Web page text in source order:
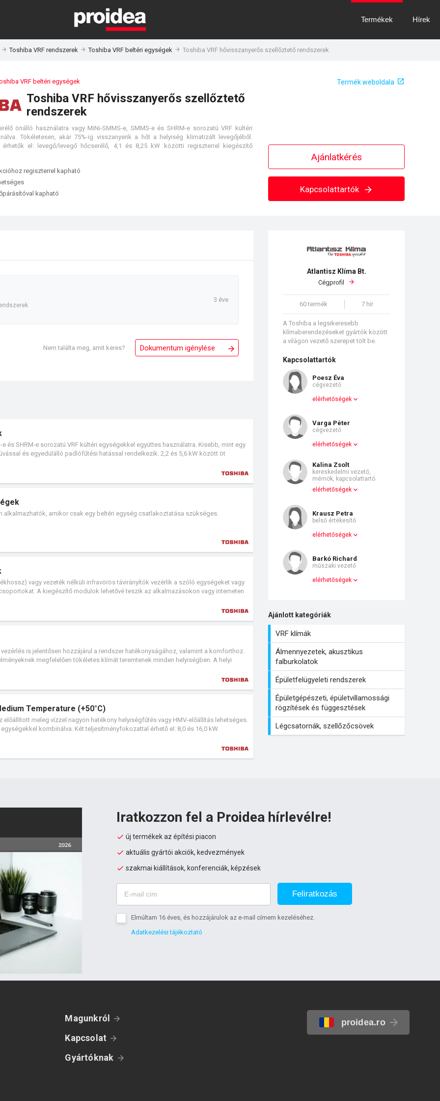
Termékek Hírek
Toshiba VRF rendszerek Toshiba VRF beltéri egységek Toshiba VRF hővisszanyerős szellőztető rendszerek
VRF beltéri egységek Termék weboldala
Toshiba VRF hővisszanyerős szellőztető
rendszerek
önálló használatra vagy MiNi-SMMS-e, SMMS-e és SHRM-e sorozatú VRF kültéri
Tökéletesen, akár 75%-ig visszanyerik a hőt a helyiség klimatizált levegőjéből.
érhetők el: levegő/levegő hőcserélő, 4,1 és 8,25 kW közötti regiszterrel kiegészítő
regiszterrel kapható
kapható
Ajánlatkérés
Kapcsolattartók
Atlantisz Klíma Bt.
Cégprofil
60 termék 7 hír
A Toshiba a legsikeresebb
klímaberendezéseket gyártók között
a világon vezető szerepet tölt be.
Kapcsolattartók
Poesz Éva
cégvezető
elérhetőségek
Varga Péter
cégvezető
elérhetőségek
Kalina Zsolt
kereskedelmi vezető,
mérnök, kapcsolattartó
elérhetőségek
Krausz Petra
belső értékesítő
elérhetőségek
Barkó Richard
műszaki vezető
elérhetőségek
Ajánlott kategóriák
VRF klímák
Álmennyezetek, akusztikus
falburkolatok
Épületfelügyeleti rendszerek
Épületgépészeti, épületvillamossági
rögzítések és függesztések
Légcsatornák, szellőzőcsövek
3 éve
Nem találta meg, amit keres? Dokumentum igénylése
és SHRM-e sorozatú VRF kültéri egységekkel együttes használatra. Kisebb, mint egy
és egyedülálló padlófűtési hatással rendelkezik. 2,2 és 5,6 kW között öt
alkalmazhatók, amikor csak egy beltéri egység csatlakoztatása szükséges.
vagy vezeték nélküli infravörös távirányítók vezérlik a szóló egységeket vagy
A kiegészítő modulok lehetővé teszik az alkalmazásokon vagy interneten
is jelentősen hozzájárul a rendszer hatékonyságához, valamint a komforthoz.
megfelelően tökéletes klímát teremtenek minden helyiségben. A helyi
Temperature (+50°C)
meleg vízzel nagyon hatékony helyiségfűtés vagy HMV-előállítás lehetséges.
kombinálva. Két teljesítményfokozattal érhető el: 8,0 és 16,0 kW.
Iratkozzon fel a Proidea hírlevélre!
új termékek az építési piacon
aktuális gyártói akciók, kedvezmények
szakmai kiállítások, konferenciák, képzések
Feliratkozás
Elmúltam 16 éves, és hozzájárulok az e-mail címem kezeléséhez.
Adatkezelési tájékoztató
Magunkról
Kapcsolat
Gyártóknak
proidea.ro